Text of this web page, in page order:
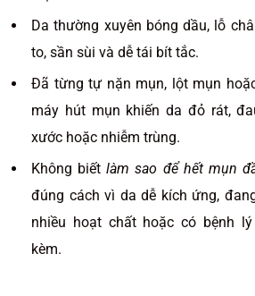
Da thường xuyên bóng dầu, lỗ
to, sần sùi và dễ tái bít tắc.
Đã từng tự nặn mụn, lột mụn
máy hút mụn khiến da đỏ rát,
xước hoặc nhiễm trùng.
Không biếtlàm sao để hết mụn
đúng cách vì da dễ kích ứng,
nhiều hoạt chất hoặc có bệnh
kèm.